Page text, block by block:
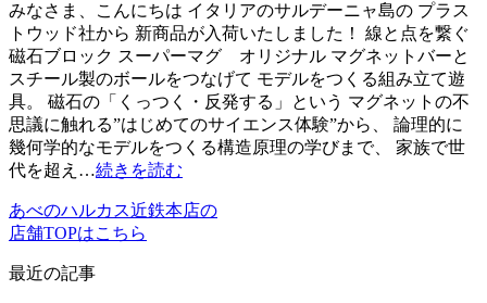
みなさま、こんにちは イタリアのサルデーニャ島の プラス
トウッド社から 新商品が入荷いたしました！ 線と点を繋ぐ
磁石ブロック スーパーマグ オリジナル マグネットバーと
スチール製のボールをつなげて モデルをつくる組み立て遊
具。 磁石の「くっつく・反発する」という マグネットの不
思議に触れる”はじめてのサイエンス体験”から、 論理的に
幾何学的なモデルをつくる構造原理の学びまで、 家族で世
代を超え…続きを読む
あべのハルカス近鉄本店の
店舗TOPはこちら
最近の記事